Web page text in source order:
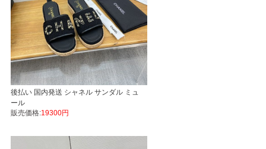
後払い 国内発送 シャネル サンダル ミュ
ール
販売価格:19300円